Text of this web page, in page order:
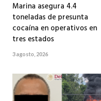
Marina asegura 4.4
toneladas de presunta
cocaína en operativos en
tres estados
3 agosto, 2026